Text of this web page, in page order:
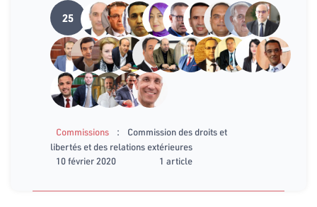
25
Commissions :
Commission des droits et
libertés et des relations extérieures
10 février 2020
1 article